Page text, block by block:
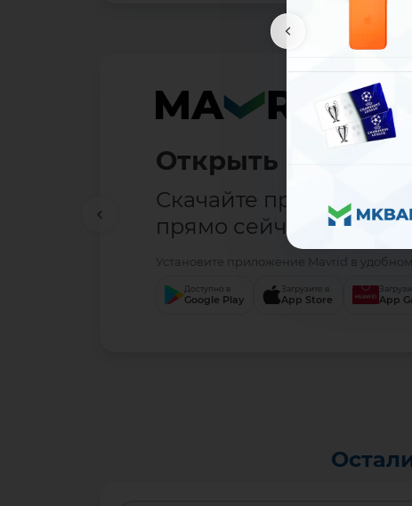
Открыть вклад —
Скачайте приложение
прямо сейчас.
Установите приложение Mavrid в удобном
Доступно в
Google Play
Загрузите в
App Store App